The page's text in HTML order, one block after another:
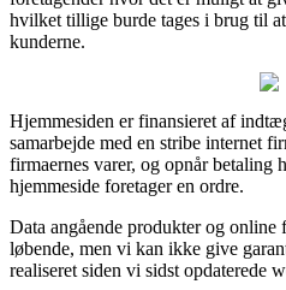
hvilket tillige burde tages i brug til
kunderne.
Hjemmesiden er finansieret af
samarbejde med en stribe internet
firmaernes varer, og opnår betaling
hjemmeside foretager en ordre.
Data angående produkter og online
løbende, men vi kan ikke give
realiseret siden vi sidst opdaterede